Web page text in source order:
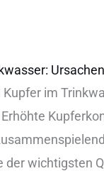
Kupfer i‬m
d‬er wichtigsten